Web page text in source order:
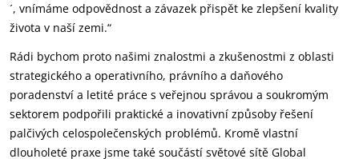
´, vnímáme odpovědnost a závazek přispět ke zlepšení kvality
života v naší zemi.“
Rádi bychom proto našimi znalostmi a zkušenostmi z oblasti
strategického a operativního, právního a daňového
poradenství a letité práce s veřejnou správou a soukromým
sektorem podpořili praktické a inovativní způsoby řešení
palčivých celospolečenských problémů. Kromě vlastní
dlouholeté praxe jsme také součástí světové sítě Global